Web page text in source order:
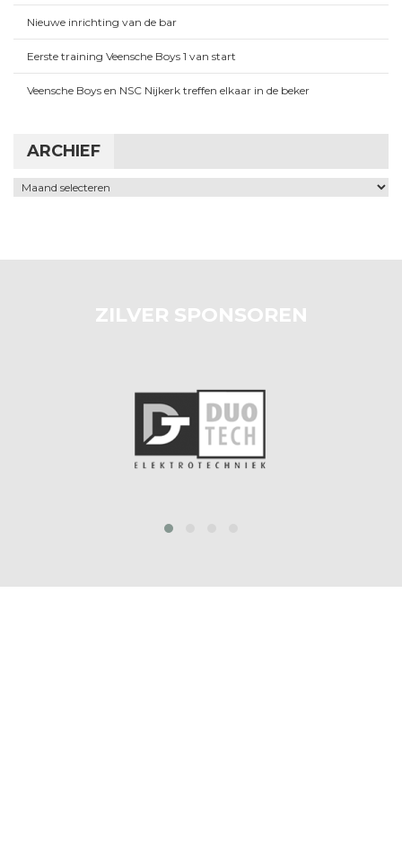
Nieuwe inrichting van de bar
Eerste training Veensche Boys 1 van start
Veensche Boys en NSC Nijkerk treffen elkaar in de beker
ARCHIEF
Archief
ZILVER SPONSOREN
prev